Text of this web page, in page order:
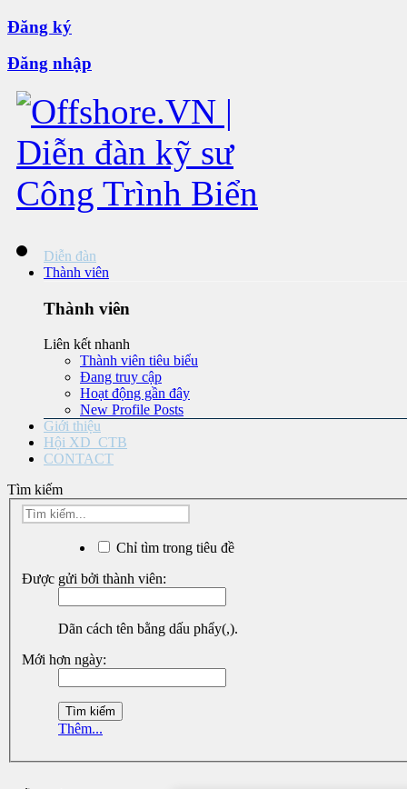
Đăng ký
Đăng nhập
Diễn đàn
Thành viên
Thành viên
Liên kết nhanh
Thành viên tiêu biểu
Đang truy cập
Hoạt động gần đây
New Profile Posts
Giới thiệu
Hội XD_CTB
CONTACT
Tìm kiếm
Chỉ tìm trong tiêu đề
Được gửi bởi thành viên:
Dãn cách tên bằng dấu phẩy(,).
Mới hơn ngày:
Thêm...